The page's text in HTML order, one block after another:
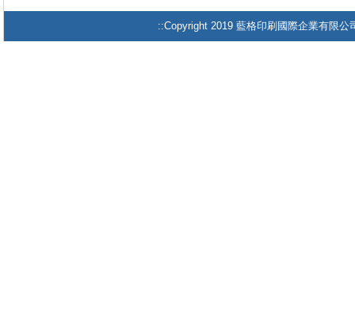
::Copyright 2019 藍格印刷國際企業有限